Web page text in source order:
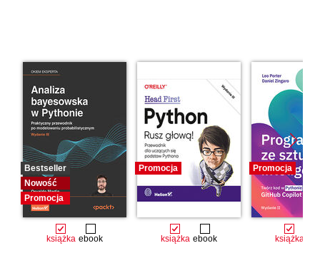
Bestseller
Nowość
Promocja
książka ebook
Promocja
książka ebook
Promocja
książka